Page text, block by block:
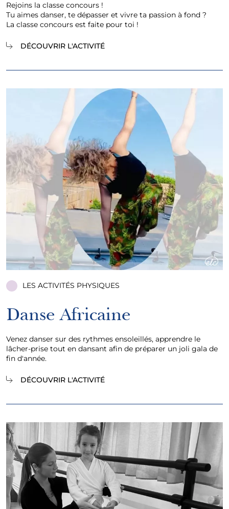
Rejoins la classe concours !
Tu aimes danser, te dépasser et vivre ta passion à fond ?
La classe concours est faite pour toi !
DÉCOUVRIR L'ACTIVITÉ
LES ACTIVITÉS PHYSIQUES
Danse Africaine
Venez danser sur des rythmes ensoleillés, apprendre le
lâcher-prise tout en dansant afin de préparer un joli gala de
fin d'année.
DÉCOUVRIR L'ACTIVITÉ